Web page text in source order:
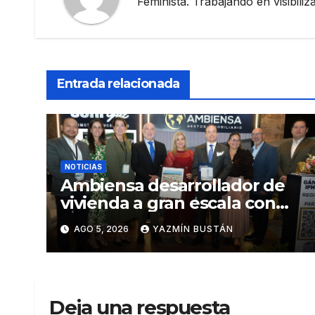
Entrada relacionada
NOTICIAS
Ambiensa desarrollador de
vivienda a gran escala con
estándares internacionales
de sostenibilidad
AGO 5, 2026 YAZMÍN BUSTÁN
Deja una respuesta